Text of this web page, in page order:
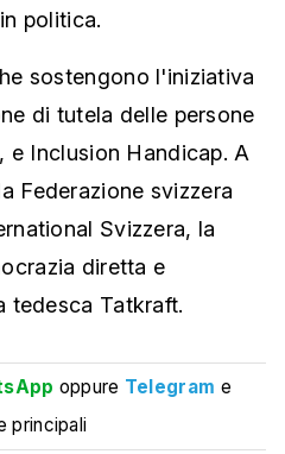
politica.
sostengono l'iniziativa
di tutela delle persone
e Inclusion Handicap. A
Federazione svizzera
Svizzera, la
diretta e
tedesca Tatkraft.
oppure Telegram e
principali